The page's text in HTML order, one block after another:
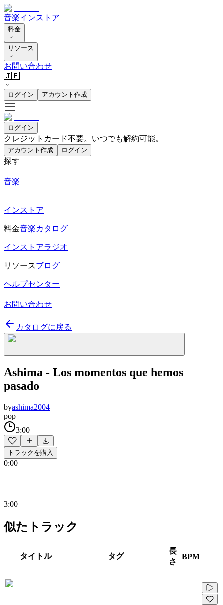
音楽インストア
料金
リソース
お問い合わせ
🇯🇵
ログイン アカウント作成
ログイン
クレジットカード不要。いつでも解約可能。
アカウント作成 ログイン
探す
音楽
インストア
料金音楽カタログ
インストアラジオ
リソースブログ
ヘルプセンター
お問い合わせ
カタログに戻る
Ashima - Los momentos que hemos
pasado
byashima2004
pop
3:00
トラックを購入
0:00
3:00
似たトラック
タイトル タグ
長
さ
BPM